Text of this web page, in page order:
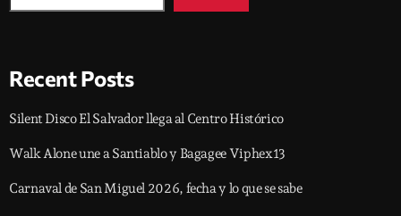
Recent Posts
Silent Disco El Salvador llega al Centro Histórico
Walk Alone une a Santiablo y Bagagee Viphex13
Carnaval de San Miguel 2026, fecha y lo que se sabe